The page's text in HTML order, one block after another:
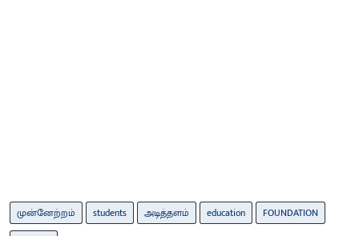
முன்னேற்றம் students அடித்தளம் education
FOUNDATION